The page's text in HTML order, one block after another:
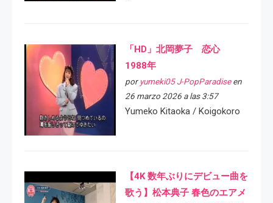
「HD」北岡夢子 恋心
1988年
por yumeki05 J-PopParadiseen
26 marzo 2026 a las 3:57
Yumeko Kitaoka / Koigokoro
【4K 数年ぶりにデビュー曲を
歌う】松本典子 春色のエアメ